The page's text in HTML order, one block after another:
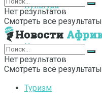
Культура
Интернет
Туризм
Нет результатов
Смотреть все результаты
Нет результатов
Смотреть все результаты